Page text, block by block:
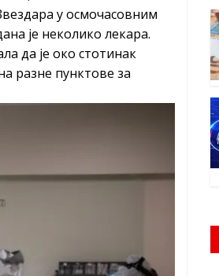
у осмочасовним
је неколико лекара.
да је око стотинак
разне пунктове за